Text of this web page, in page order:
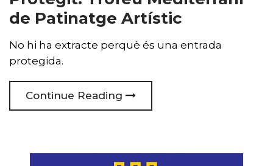
de Patinatge Artístic
No hi ha extracte perquè és una entrada
protegida.
Continue Reading